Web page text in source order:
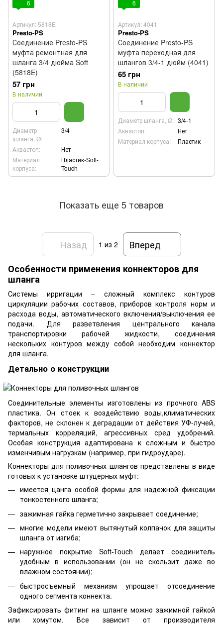
6
Артикул: 5818E
Presto-PS
Соединение Presto-PS
муфта ремонтная для
шланга 3/4 дюйма Soft
(5818E)
57 грн
В наличии
Диаметр
шланга, Ø:
3/4
Аквастоп:
Нет
Материал
корпуса:
Пластик-Soft-
Touch
6
Артикул: 4041
Presto-PS
Соединение Presto-PS
муфта переходная для
шлангов 3/4-1 дюйм (4041)
65 грн
В наличии
Диаметр шланга, Ø: 3/4-1
Аквастоп:
Нет
Материал корпуса:
Пластик
Показать еще 5 товаров
Назад 1 из 2
Вперед
Особенности применения коннекторов для
шланга
Системы ирригации – сложный комплекс контуров
циркуляции рабочих составов, приборов контроля норм и
расхода воды, автоматического включения/выключения ее
подачи. Для разветвления центрального канала
транспортировки рабочей жидкости, соединения
нескольких контуров между собой необходим коннектор
для шланга.
Детально о конструкции
Соединительные элементы изготовлены из прочного ABS
пластика. Он стоек к воздействию воды,климатических
факторов, не склонен к деградации от действия УФ-лучей,
термальных корреляций, агрессивных сред удобрений.
Особая конструкция адаптирована к сложным и быстро
изменчивым нагрузкам (например, при гидроударе).
Коннекторы для поливочных шлангов представлены в виде
готовых к установке штуцерных муфт:
имеется цанга особой формы для надежной фиксации
тонкостенного шланга;
зажимная гайка герметично закрывает соединение;
многие модели имеют вытянутый колпачок для защиты
шланга от изгиба;
наружное покрытие Soft-Touch делает соединитель
удобным в использовании (он не скользит даже во
влажном состоянии);
быстросъемный механизм упрощает отсоединение
одного сегмента коннекта.
Зафиксировать фитинг на шланге можно зажимной гайкой
или хомутом. Все зависит от производителя